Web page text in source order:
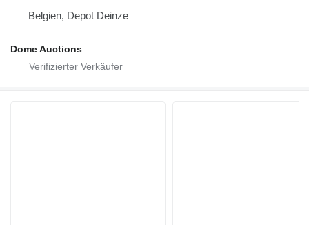
Belgien, Depot Deinze
Dome Auctions